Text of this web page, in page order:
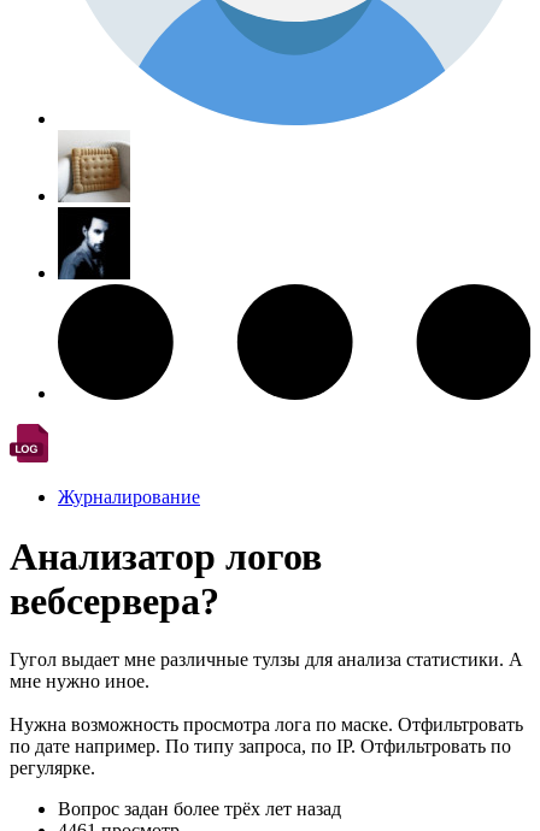
Журналирование
Анализатор логов
вебсервера?
Гугол выдает мне различные тулзы для анализа статистики. А
мне нужно иное.
Нужна возможность просмотра лога по маске. Отфильтровать
по дате например. По типу запроса, по IP. Отфильтровать по
регулярке.
Вопрос задан более трёх лет назад